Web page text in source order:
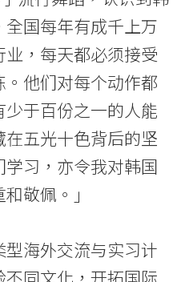
国每年有成千上万
，每天都必须接受
他们对每个动作都
于百份之一的人能
五光十色背后的坚
习，亦令我对韩国
敬佩。」
海外交流与实习计
同文化，开拓国际